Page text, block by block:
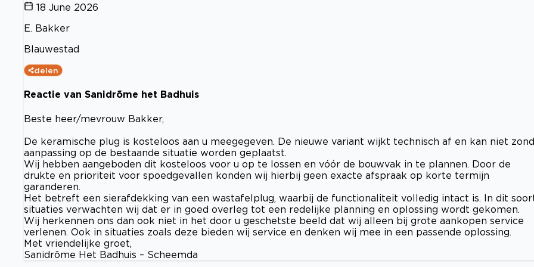
18 June 2026
E. Bakker
Blauwestad
delen
Reactie van Sanidrõme het Badhuis
Beste heer/mevrouw Bakker,
De keramische plug is kosteloos aan u meegegeven. De nieuwe variant wijkt technisch af en kan niet
aanpassing op de bestaande situatie worden geplaatst.
Wij hebben aangeboden dit kosteloos voor u op te lossen en vóór de bouwvak in te plannen. Door de
drukte en prioriteit voor spoedgevallen konden wij hierbij geen exacte afspraak op korte termijn
garanderen.
Het betreft een sierafdekking van een wastafelplug, waarbij de functionaliteit volledig intact is. In dit
situaties verwachten wij dat er in goed overleg tot een redelijke planning en oplossing wordt gekomen.
Wij herkennen ons dan ook niet in het door u geschetste beeld dat wij alleen bij grote aankopen service
verlenen. Ook in situaties zoals deze bieden wij service en denken wij mee in een passende oplossing.
Met vriendelijke groet,
Sanidrõme Het Badhuis – Scheemda